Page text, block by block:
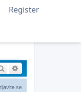
Register
Pretraga
se